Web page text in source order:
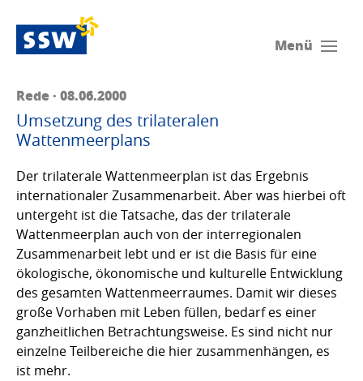
Menü
Rede · 08.06.2000
Umsetzung des trilateralen
Wattenmeerplans
Der trilaterale Wattenmeerplan ist das Ergebnis
internationaler Zusammenarbeit. Aber was hierbei oft
untergeht ist die Tatsache, das der trilaterale
Wattenmeerplan auch von der interregionalen
Zusammenarbeit lebt und er ist die Basis für eine
ökologische, ökonomische und kulturelle Entwicklung
des gesamten Wattenmeerraumes. Damit wir dieses
große Vorhaben mit Leben füllen, bedarf es einer
ganzheitlichen Betrachtungsweise. Es sind nicht nur
einzelne Teilbereiche die hier zusammenhängen, es
ist mehr.